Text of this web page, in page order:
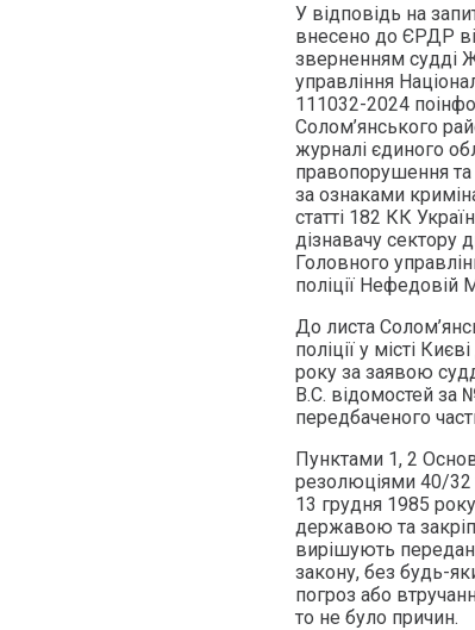
У відповідь на
внесено до ЄРДР
зверненням судді
управління
111032-2024
Солом’янського
журналі єдиного
правопорушення
за ознаками
статті 182 КК
дізнавачу сектору
Головного
поліції Нефедовій
До листа
поліції у місті
року за заявою
В.С. відомостей за
передбаченого
Пунктами 1, 2
резолюціями 40/32
13 грудня 1985
державою та
вирішують
закону, без будь-
погроз або
то не було причин.